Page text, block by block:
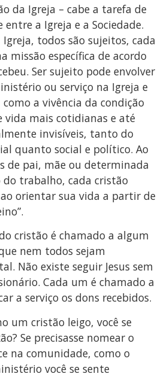
da Igreja – cabe a tarefa de
a Igreja e a Sociedade.
Igreja, todos são sujeitos, cada
missão específica de acordo
Ser sujeito pode envolver
ou serviço na Igreja e
a vivência da condição
vida mais cotidianas e até
invisíveis, tanto do
quanto social e político. Ao
de pai, mãe ou determinada
trabalho, cada cristão
orientar sua vida a partir de
cristão é chamado a algum
nem todos sejam
Não existe seguir Jesus sem
Cada um é chamado a
a serviço os dons recebidos.
um cristão leigo, você se
Se precisasse nomear o
na comunidade, como o
você se sente